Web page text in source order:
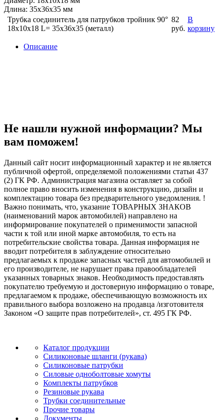
Длина: 35x36x35 мм
Трубка соединитель для патрубков тройник 90°
18x10x18 L= 35x36x35 (металл)
82
руб.
В
корзину
Описание
Не нашли нужной информации? Мы
вам поможем!
Данный сайт носит информационный характер и не является
публичной офертой, определяемой положениями статьи 437
(2) ГК РФ. Администрация магазина оставляет за собой
полное право вносить изменения в конструкцию, дизайн и
комплектацию товара без предварительного уведомления. !
Важно понимать, что, указание ТОВАРНЫХ ЗНАКОВ
(наименований марок автомобилей) направлено на
информирование покупателей о применимости запасной
части к той или иной марке автомобиля, то есть на
потребительские свойства товара. Данная информация не
вводит потребителя в заблуждение относительно
предлагаемых к продаже запасных частей для автомобилей и
его производителе, не нарушает права правообладателей
указанных товарных знаков. Необходимость предоставлять
покупателю требуемую и достоверную информацию о товаре,
предлагаемом к продаже, обеспечивающую возможность их
правильного выбора возложено на продавца /изготовителя
Законом «О защите прав потребителей», ст. 495 ГК РФ.
Каталог продукции
Силиконовые шланги (рукава)
Силиконовые патрубки
Силовые одноболтовые хомуты
Комплекты патрубков
Резиновые рукава
Трубки соединительные
Прочие товары